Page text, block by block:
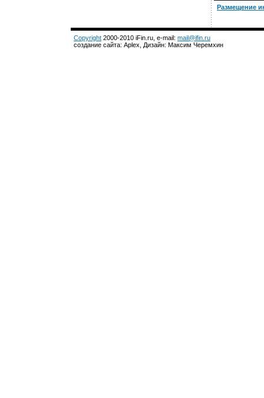
Размещение
Copyright 2000-2010 iFin.ru, e-mail: mail@ifin.ru
создание сайта: Aplex, Дизайн: Максим Черемхин